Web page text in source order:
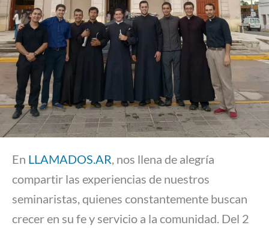
En LLAMADOS.AR, nos llena de alegría
compartir las experiencias de nuestros
seminaristas, quienes constantemente buscan
crecer en su fe y servicio a la comunidad. Del 2